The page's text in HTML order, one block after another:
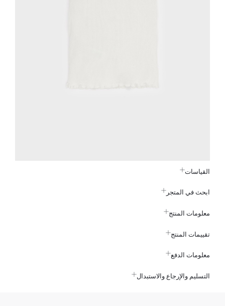
القياسات
ابحث في المتجر
معلومات المنتج
تقييمات المنتج
معلومات الدفع
التسليم والإرجاع والاستبدال